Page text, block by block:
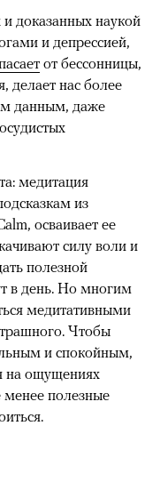
доказанных наукой
и депрессией,
от бессонницы,
делает нас более
данным, даже
медитация
из
осваивает ее
силу воли и
полезной
в день. Но многим
медитативными
Чтобы
и спокойным,
на ощущениях
полезные